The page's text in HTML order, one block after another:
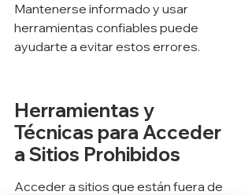
Mantenerse informado y usar
herramientas confiables puede
ayudarte a evitar estos errores.
Herramientas y
Técnicas para Acceder
a Sitios Prohibidos
Acceder a sitios que están fuera de